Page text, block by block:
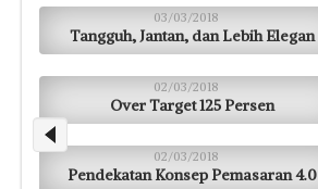
03/03/2018
Tangguh, Jantan, dan Lebih Elegan
02/03/2018
Over Target 125 Persen
02/03/2018
Pendekatan Konsep Pemasaran 4.0